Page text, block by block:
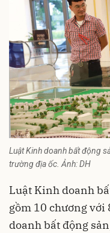
Luật Kinh doanh bất động
trường địa ốc. Ảnh: DH
Luật Kinh doanh
gồm 10 chương
doanh bất động